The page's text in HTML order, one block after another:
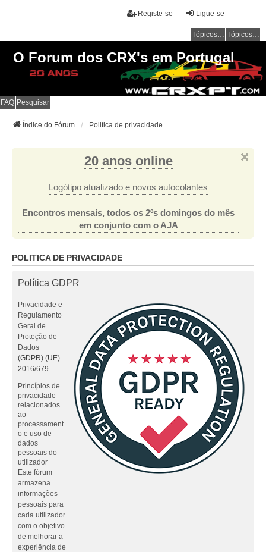
Ligue-se
Registe-se
Tópicos sem resposta Tópicos ativos
O Forum dos CRX's em Portugal
FAQ Pesquisar
Índice do Fórum Politica de privacidade
20 anos online
Logótipo atualizado e novos autocolantes
Encontros mensais, todos os 2ºs domingos do mês
em conjunto com o AJA
POLITICA DE PRIVACIDADE
Política GDPR
Privacidade e
Regulamento
Geral de
Proteção de
Dados
(GDPR) (UE)
2016/679
Princípios de
privacidade
relacionados
ao
processament
o e uso de
dados
pessoais do
utilizador
Este fórum
armazena
informações
pessoais para
cada utilizador
com o objetivo
de melhorar a
experiência de